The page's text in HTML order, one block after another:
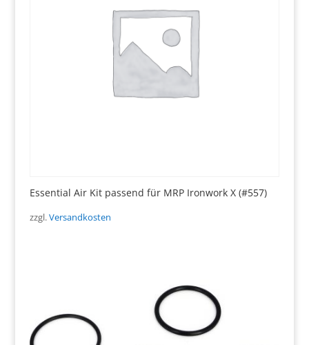
Essential Air Kit passend für MRP Ironwork X (#557)
zzgl.Versandkosten